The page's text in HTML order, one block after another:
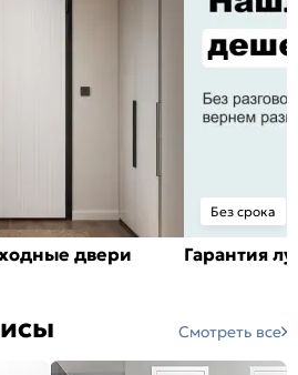
двери
Без срока
Гарантия
Смотреть все